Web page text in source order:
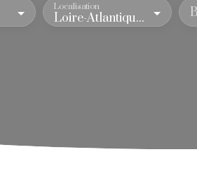
Loire-Atlantique (44)
Localisation